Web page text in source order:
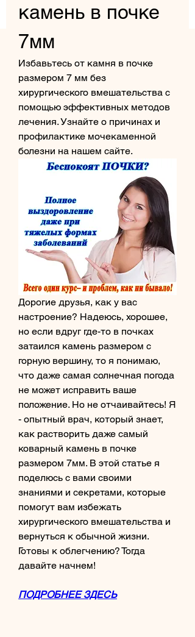
камень в почке
7мм
Избавьтесь от камня в почке
размером 7 мм без
хирургического вмешательства с
помощью эффективных методов
лечения. Узнайте о причинах и
профилактике мочекаменной
болезни на нашем сайте.
Дорогие друзья, как у вас
настроение? Надеюсь, хорошее,
но если вдруг где-то в почках
затаился камень размером с
горную вершину, то я понимаю,
что даже самая солнечная погода
не может исправить ваше
положение. Но не отчаивайтесь! Я
- опытный врач, который знает,
как растворить даже самый
коварный камень в почке
размером 7мм. В этой статье я
поделюсь с вами своими
знаниями и секретами, которые
помогут вам избежать
хирургического вмешательства и
вернуться к обычной жизни.
Готовы к облегчению? Тогда
давайте начнем!
ПОДРОБНЕЕ ЗДЕСЬ